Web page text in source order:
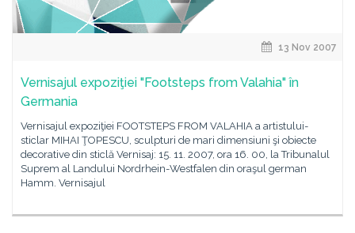
13 Nov 2007
Vernisajul expoziţiei "Footsteps from Valahia" în
Germania
Vernisajul expoziţiei FOOTSTEPS FROM VALAHIA a artistului-
sticlar MIHAI ŢOPESCU, sculpturi de mari dimensiuni şi obiecte
decorative din sticlă Vernisaj: 15. 11. 2007, ora 16. 00, la Tribunalul
Suprem al Landului Nordrhein-Westfalen din oraşul german
Hamm. Vernisajul